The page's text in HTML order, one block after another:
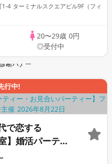
4 ターミナルスクエアビル9F（フィ
20〜29歳 0円
◎受付中
行中!
で恋する
】婚活パーティ